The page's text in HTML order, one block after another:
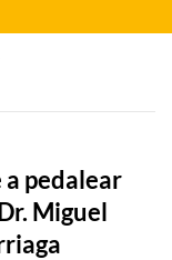
pedalear
Miguel